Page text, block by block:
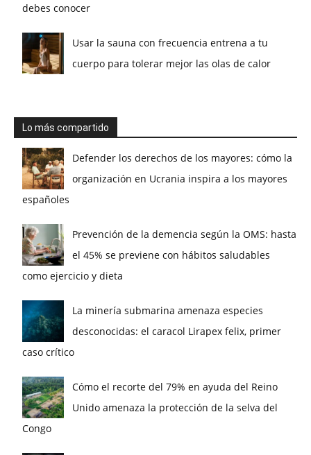
debes conocer
Usar la sauna con frecuencia entrena a tu
cuerpo para tolerar mejor las olas de calor
Lo más compartido
Defender los derechos de los mayores: cómo la
organización en Ucrania inspira a los mayores
españoles
Prevención de la demencia según la OMS: hasta
el 45% se previene con hábitos saludables
como ejercicio y dieta
La minería submarina amenaza especies
desconocidas: el caracol Lirapex felix, primer
caso crítico
Cómo el recorte del 79% en ayuda del Reino
Unido amenaza la protección de la selva del
Congo